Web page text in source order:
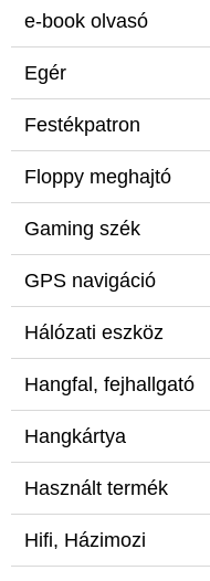
e-book olvasó
Egér
Festékpatron
Floppy meghajtó
Gaming szék
GPS navigáció
Hálózati eszköz
Hangfal, fejhallgató
Hangkártya
Használt termék
Hifi, Házimozi